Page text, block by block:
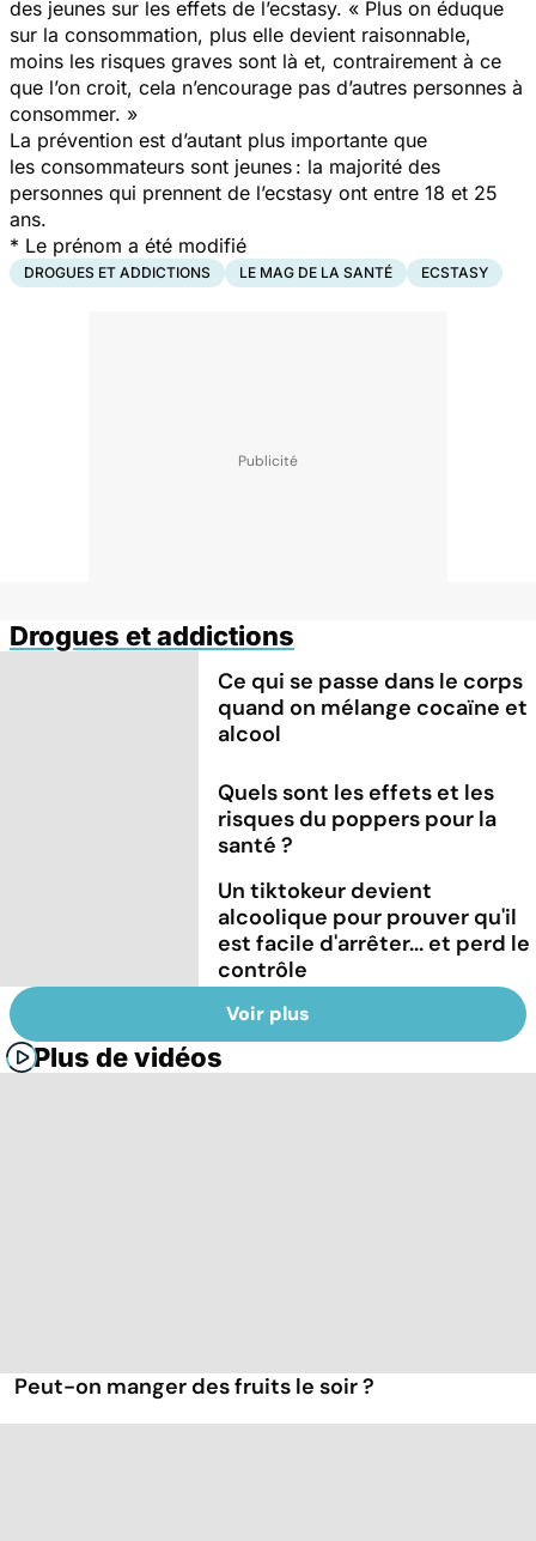
des jeunes sur les effets de l’ecstasy. « Plus on éduque
sur la consommation, plus elle devient raisonnable,
moins les risques graves sont là et, contrairement à ce
que l’on croit, cela n’encourage pas d’autres personnes à
consommer. »
La prévention est d’autant plus importante que
les consommateurs sont jeunes : la majorité des
personnes qui prennent de l’ecstasy ont entre 18 et 25
ans.
* Le prénom a été modifié
DROGUES ET ADDICTIONS LE MAG DE LA SANTÉ ECSTASY
Drogues et addictions
Ce qui se passe dans le corps
quand on mélange cocaïne et
alcool
Quels sont les effets et les
risques du poppers pour la
santé ?
Un tiktokeur devient
alcoolique pour prouver qu'il
est facile d'arrêter... et perd le
contrôle
Voir plus
Plus de vidéos
Peut-on manger des fruits le soir ?